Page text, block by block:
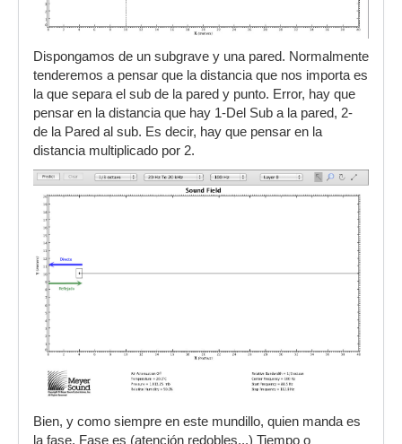
Dispongamos de un subgrave y una pared. Normalmente
tenderemos a pensar que la distancia que nos importa es
la que separa el sub de la pared y punto. Error, hay que
pensar en la distancia que hay 1-Del Sub a la pared, 2-
de la Pared al sub. Es decir, hay que pensar en la
distancia multiplicado por 2.
Bien, y como siempre en este mundillo, quien manda es
la fase. Fase es (atención redobles...) Tiempo o